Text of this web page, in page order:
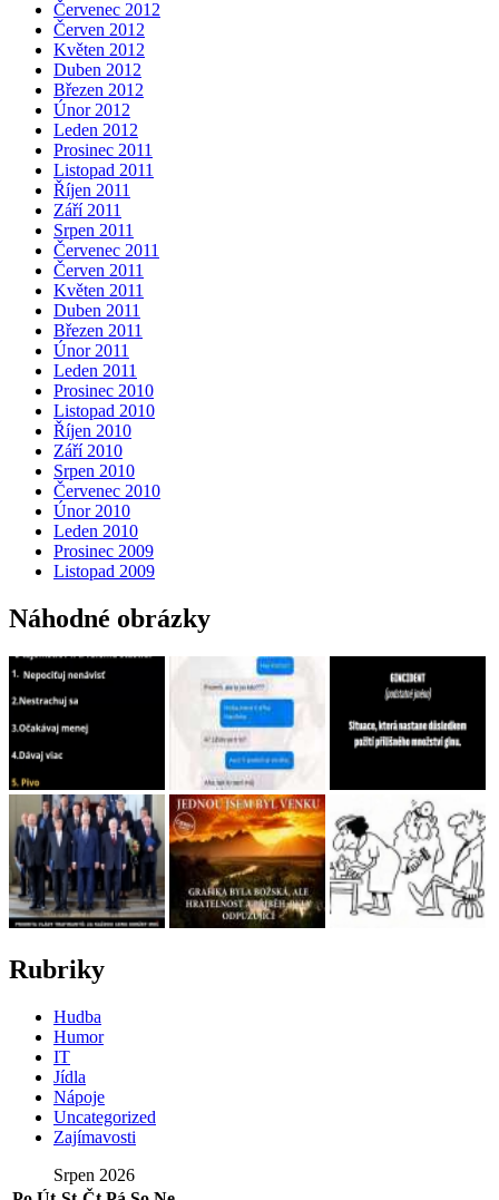
Červenec 2012
Červen 2012
Květen 2012
Duben 2012
Březen 2012
Únor 2012
Leden 2012
Prosinec 2011
Listopad 2011
Říjen 2011
Září 2011
Srpen 2011
Červenec 2011
Červen 2011
Květen 2011
Duben 2011
Březen 2011
Únor 2011
Leden 2011
Prosinec 2010
Listopad 2010
Říjen 2010
Září 2010
Srpen 2010
Červenec 2010
Únor 2010
Leden 2010
Prosinec 2009
Listopad 2009
Náhodné obrázky
Rubriky
Hudba
Humor
IT
Jídla
Nápoje
Uncategorized
Zajímavosti
Srpen 2026